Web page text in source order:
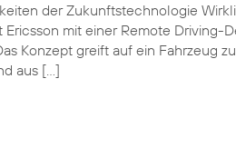
der Zukunftstechnologie
mit einer Remote Driving-
Konzept greift auf ein Fahrzeug
aus […]